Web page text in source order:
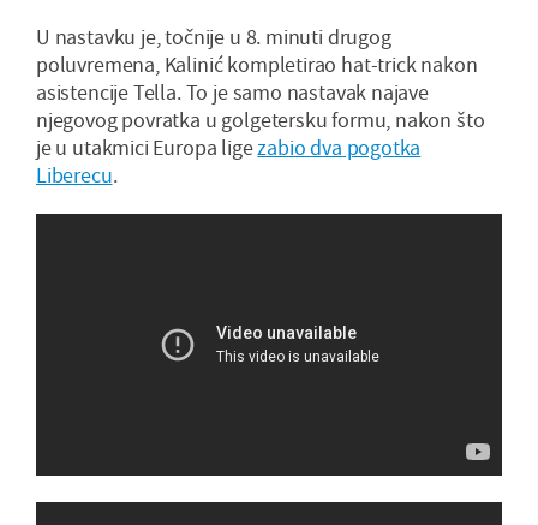
U nastavku je, točnije u 8. minuti drugog
poluvremena, Kalinić kompletirao hat-trick nakon
asistencije Tella. To je samo nastavak najave
njegovog povratka u golgetersku formu, nakon što
je u utakmici Europa ligezabio dva pogotka
Liberecu.